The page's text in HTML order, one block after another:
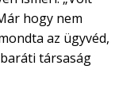
hogy nem
az ügyvéd,
társaság